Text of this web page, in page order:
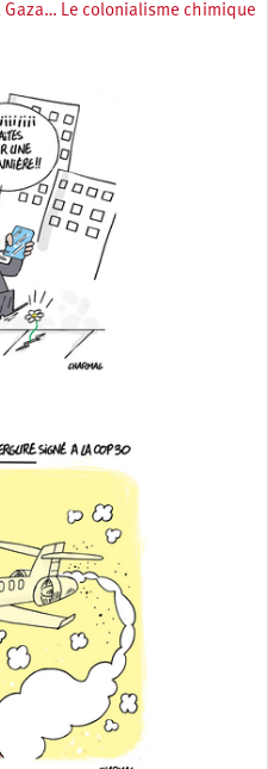
Le colonialisme chimique